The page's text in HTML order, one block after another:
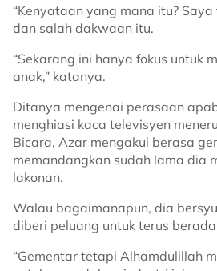
“Kenyataan yang mana itu?
dan salah dakwaan itu.
“Sekarang ini hanya fokus untuk
anak,” katanya.
Ditanya mengenai perasaan
menghiasi kaca televisyen
Bicara, Azar mengakui berasa
memandangkan sudah lama dia
lakonan.
Walau bagaimanapun, dia
diberi peluang untuk terus
“Gementar tetapi Alhamdulillah